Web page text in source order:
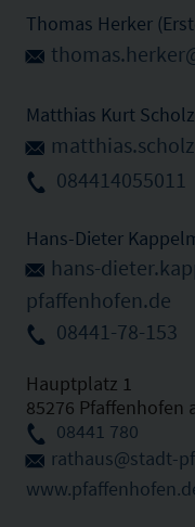
Thomas Herker
Matthias Kurt
084414055011
Hans-Dieter
hans-
pfaffenhofen.de
08441-78-153
Hauptplatz 1
85276 Pfaffenhofen
08441 780
rathaus@stadt-